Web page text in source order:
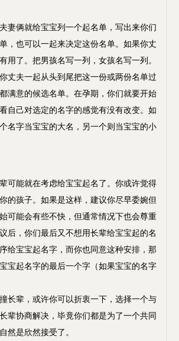
俩就给宝宝列一个起名单，写出来你们
，也可以一起来决定这份名单。如果你丈
用了。把男孩名写一列，女孩名写一列。
丈夫一起从头到尾把这一份或两份名单过
满意的候选名单。在孕期，你们就要开始
自己对选定的名字的感觉有没有改变。如
名字当宝宝的大名，另一个则当宝宝的小
能就在考虑给宝宝起名了。你或许觉得
的孩子。如果是这样，建议你尽早委婉但
可能会有些不快，但通常情况下也会尊重
后，你们最后又不想用长辈给宝宝起的名
给宝宝起名字，而你也同意这种安排，那
宝起名字的最后一个字（如果宝宝的名字
辈，或许你可以折衷一下，选择一个与
辈协商解决，毕竟你们都是为了一个共同
然是欣然接受了。